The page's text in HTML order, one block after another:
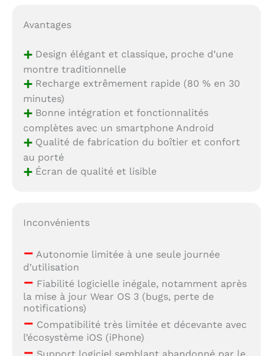
Avantages
+Design élégant et classique, proche d’une
montre traditionnelle
+Recharge extrêmement rapide (80 % en 30
minutes)
+Bonne intégration et fonctionnalités
complètes avec un smartphone Android
+Qualité de fabrication du boîtier et confort
au porté
+Écran de qualité et lisible
Inconvénients
– Autonomie limitée à une seule journée
d’utilisation
– Fiabilité logicielle inégale, notamment après
la mise à jour Wear OS 3 (bugs, perte de
notifications)
– Compatibilité très limitée et décevante avec
l’écosystème iOS (iPhone)
–